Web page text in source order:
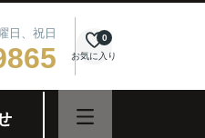
日、祝日
お気に入り
0